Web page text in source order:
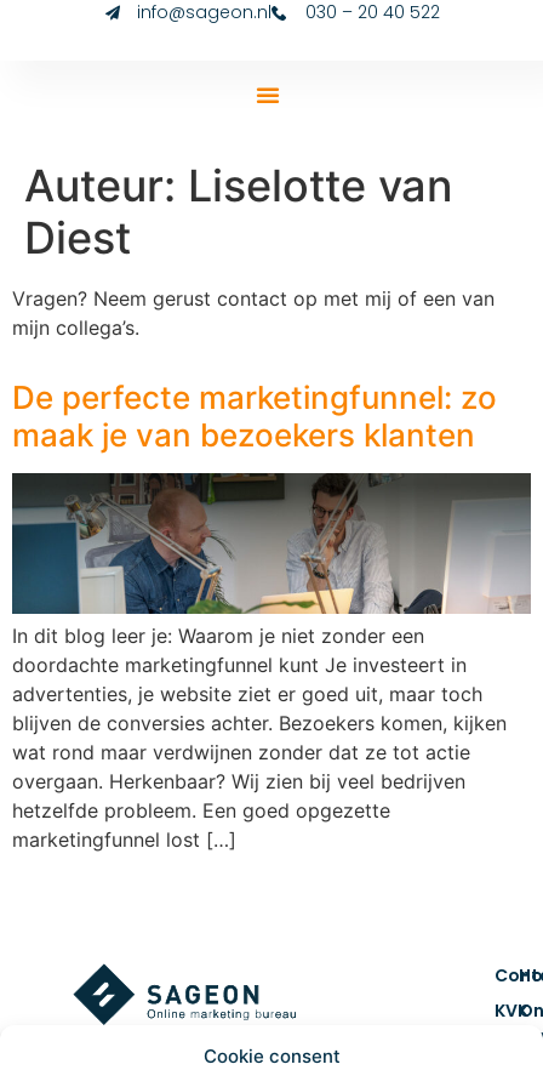
Cookie consent
info@sageon.nl 030 – 20 40 522
Auteur: Liselotte van
Diest
Vragen? Neem gerust contact op met mij of een van
mijn collega’s.
De perfecte marketingfunnel: zo
maak je van bezoekers klanten
In dit blog leer je: Waarom je niet zonder een
doordachte marketingfunnel kunt Je investeert in
advertenties, je website ziet er goed uit, maar toch
blijven de conversies achter. Bezoekers komen, kijken
wat rond maar verdwijnen zonder dat ze tot actie
overgaan. Herkenbaar? Wij zien bij veel bedrijven
hetzelfde probleem. Een goed opgezette
marketingfunnel lost […]
KVK